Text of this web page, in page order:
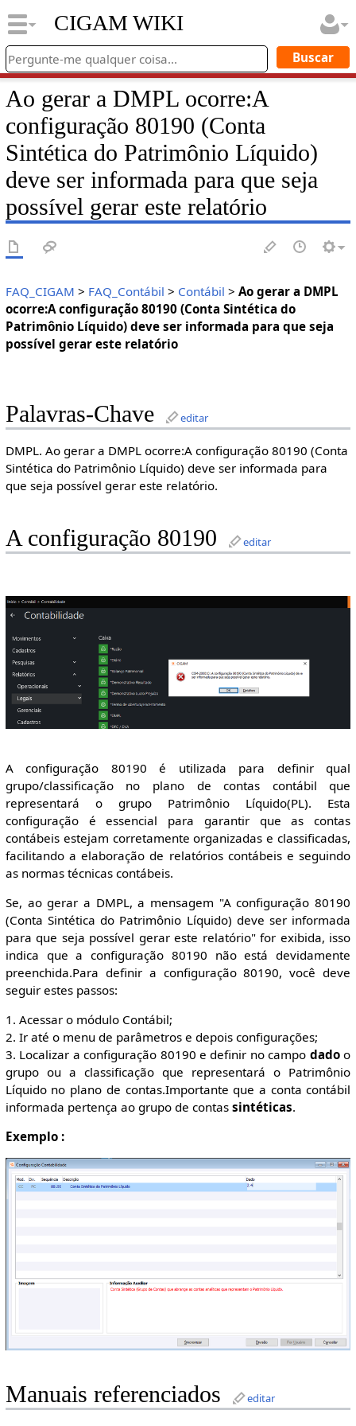
CIGAM WIKI
Ao gerar a DMPL ocorre:A
configuração 80190 (Conta
Sintética do Patrimônio Líquido)
deve ser informada para que seja
possível gerar este relatório
FAQ_CIGAM > FAQ_Contábil > Contábil > Ao gerar a DMPL
ocorre:A configuração 80190 (Conta Sintética do
Patrimônio Líquido) deve ser informada para que seja
possível gerar este relatório
Palavras-Chave editar
DMPL. Ao gerar a DMPL ocorre:A configuração 80190 (Conta
Sintética do Patrimônio Líquido) deve ser informada para
que seja possível gerar este relatório.
A configuração 80190 editar
A configuração 80190 é utilizada para definir qual
grupo/classificação no plano de contas contábil que
representará o grupo Patrimônio Líquido(PL). Esta
configuração é essencial para garantir que as contas
contábeis estejam corretamente organizadas e classificadas,
facilitando a elaboração de relatórios contábeis e seguindo
as normas técnicas contábeis.
Se, ao gerar a DMPL, a mensagem "A configuração 80190
(Conta Sintética do Patrimônio Líquido) deve ser informada
para que seja possível gerar este relatório" for exibida, isso
indica que a configuração 80190 não está devidamente
preenchida.Para definir a configuração 80190, você deve
seguir estes passos:
1. Acessar o módulo Contábil;
2. Ir até o menu de parâmetros e depois configurações;
3. Localizar a configuração 80190 e definir no campo dadoo
grupo ou a classificação que representará o Patrimônio
Líquido no plano de contas.Importante que a conta contábil
informada pertença ao grupo de contas sintéticas.
Exemplo :
Manuais referenciados editar